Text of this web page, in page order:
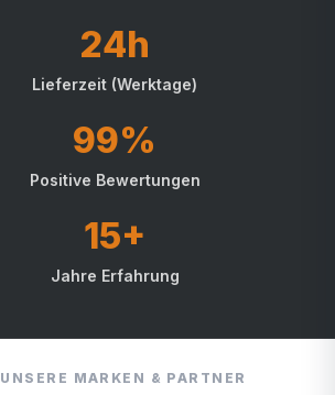
24h
Lieferzeit (Werktage)
99%
Positive Bewertungen
15+
Jahre Erfahrung
UNSERE MARKEN & PARTNER